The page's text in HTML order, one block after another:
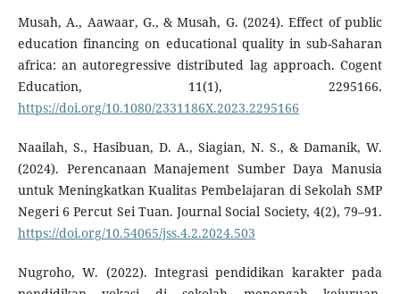
Musah, A., Aawaar, G., & Musah, G. (2024). Effect of public
education financing on educational quality in sub-Saharan
africa: an autoregressive distributed lag approach. Cogent
Education, 11(1), 2295166.
https://doi.org/10.1080/2331186X.2023.2295166
Naailah, S., Hasibuan, D. A., Siagian, N. S., & Damanik, W.
(2024). Perencanaan Manajement Sumber Daya Manusia
untuk Meningkatkan Kualitas Pembelajaran di Sekolah SMP
Negeri 6 Percut Sei Tuan. Journal Social Society, 4(2), 79–91.
https://doi.org/10.54065/jss.4.2.2024.503
Nugroho, W. (2022). Integrasi pendidikan karakter pada